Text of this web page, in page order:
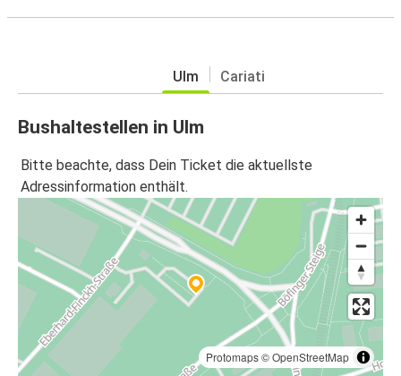
Ulm Cariati
Bushaltestellen in Ulm
Bitte beachte, dass Dein Ticket die aktuellste
Adressinformation enthält.
Protomaps©OpenStreetMap